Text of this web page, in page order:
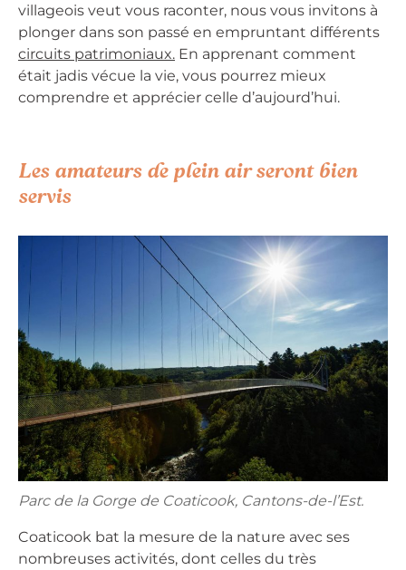
villageois veut vous raconter, nous vous invitons à
plonger dans son passé en empruntant différents
circuits patrimoniaux. En apprenant comment
était jadis vécue la vie, vous pourrez mieux
comprendre et apprécier celle d’aujourd’hui.
Les amateurs de plein air seront bien
servis
Parc de la Gorge de Coaticook, Cantons-de-l’Est.
Coaticook bat la mesure de la nature avec ses
nombreuses activités, dont celles du très